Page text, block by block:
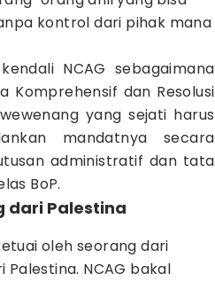
kontrol dari pihak mana
NCAG sebagaimana
Komprehensif dan Resolusi
yang sejati harus
mandatnya secara
administratif dan tata
BoP.
dari Palestina
oleh seorang dari
NCAG bakal